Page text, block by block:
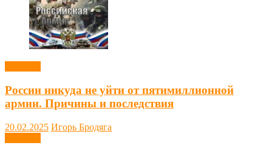
России никуда не уйти от пятимиллионной
армии. Причины и последствия
20.02.2025 Игорь Бродяга